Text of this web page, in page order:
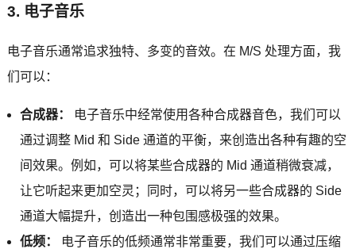
3. 电子音乐
电子音乐通常追求独特、多变的音效。在 M/S 处理方面，我
们可以：
合成器：
电子音乐中经常使用各种合成器音色，我们可以
通过调整 Mid 和 Side 通道的平衡，来创造出各种有趣的空
间效果。例如，可以将某些合成器的 Mid 通道稍微衰减，
让它听起来更加空灵；同时，可以将另一些合成器的 Side
通道大幅提升，创造出一种包围感极强的效果。
低频：
电子音乐的低频通常非常重要，我们可以通过压缩